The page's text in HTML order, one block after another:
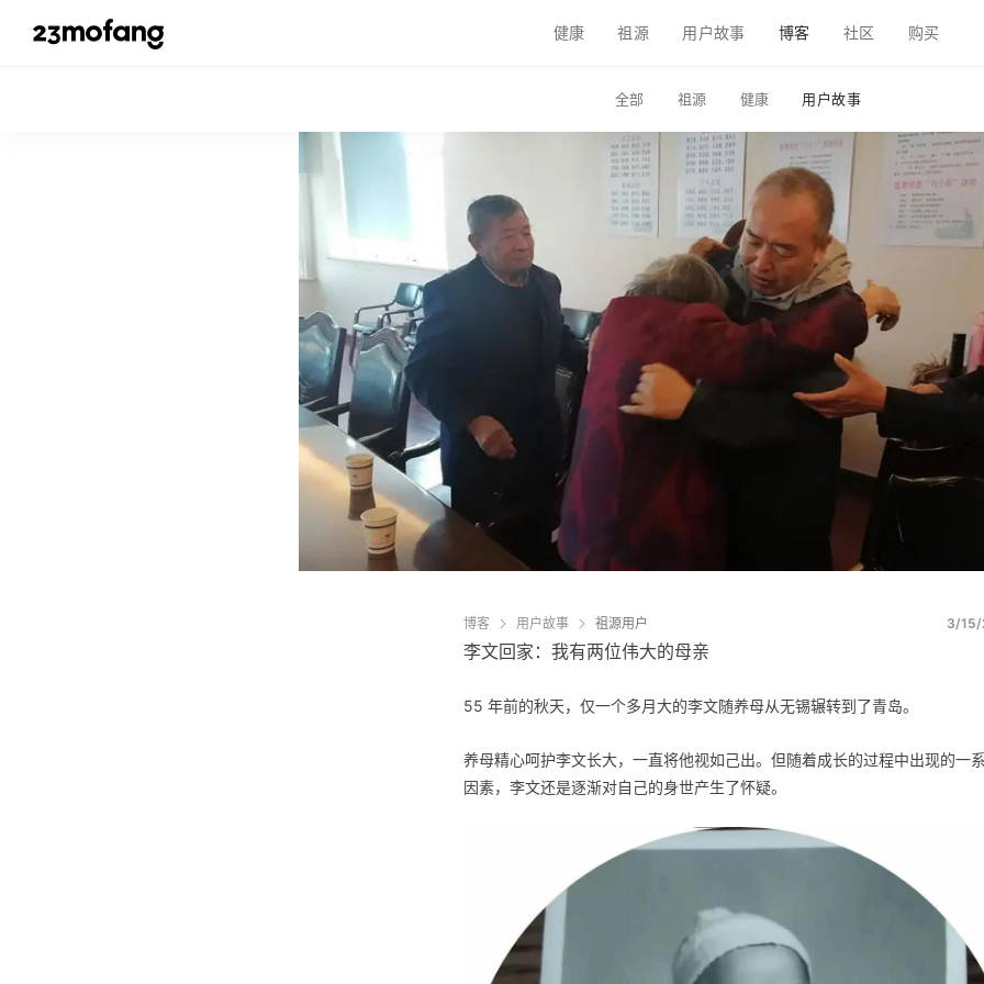
健康 祖源 用户故事 博客 社区 购买
全部 祖源 健康 用户故事
博客 用户故事 祖源用户 3/15/
李文回家：我有两位伟大的母亲
55 年前的秋天，仅一个多月大的李文随养母从无锡辗转到了青岛。
养母精心呵护李文长大，一直将他视如己出。但随着成长的过程中出现的一
因素，李文还是逐渐对自己的身世产生了怀疑。